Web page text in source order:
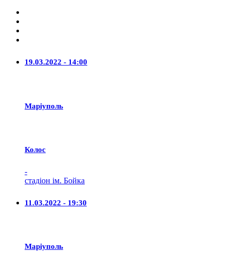
19.03.2022 - 14:00
Маріуполь
Колос
-
стадіон ім. Бойка
11.03.2022 - 19:30
Маріуполь